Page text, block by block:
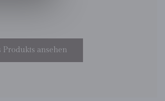
Produkts ansehen